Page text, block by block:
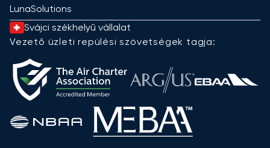
LunaSolutions
Svájci székhelyű vállalat
Vezető üzleti repülési szövetségek tagja: